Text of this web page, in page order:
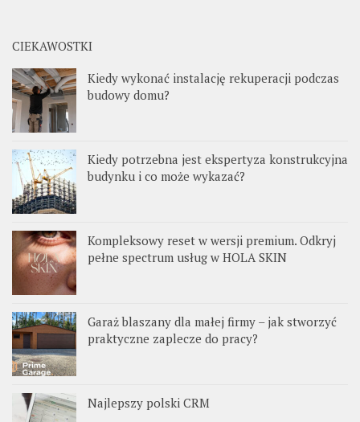
CIEKAWOSTKI
Kiedy wykonać instalację rekuperacji podczas
budowy domu?
Kiedy potrzebna jest ekspertyza konstrukcyjna
budynku i co może wykazać?
Kompleksowy reset w wersji premium. Odkryj
pełne spectrum usług w HOLA SKIN
Garaż blaszany dla małej firmy – jak stworzyć
praktyczne zaplecze do pracy?
Najlepszy polski CRM